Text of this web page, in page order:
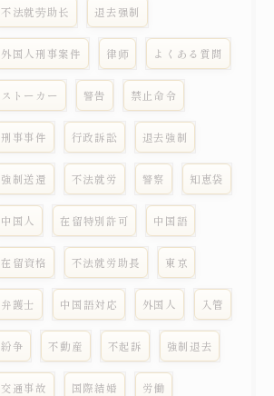
不法就劳助长 退去强制
外国人刑事案件 律师 よくある質問
ストーカー 警告 禁止命令
刑事事件 行政訴訟 退去強制
強制送還 不法就労 警察 知恵袋
中国人 在留特別許可 中国語
在留資格 不法就労助長 東京
弁護士 中国語対応 外国人 入管
紛争 不動産 不起訴 強制退去
交通事故 国際結婚 労働